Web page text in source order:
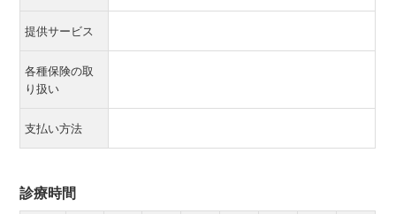
提供サービス
各種保険の取
り扱い
支払い方法
診療時間